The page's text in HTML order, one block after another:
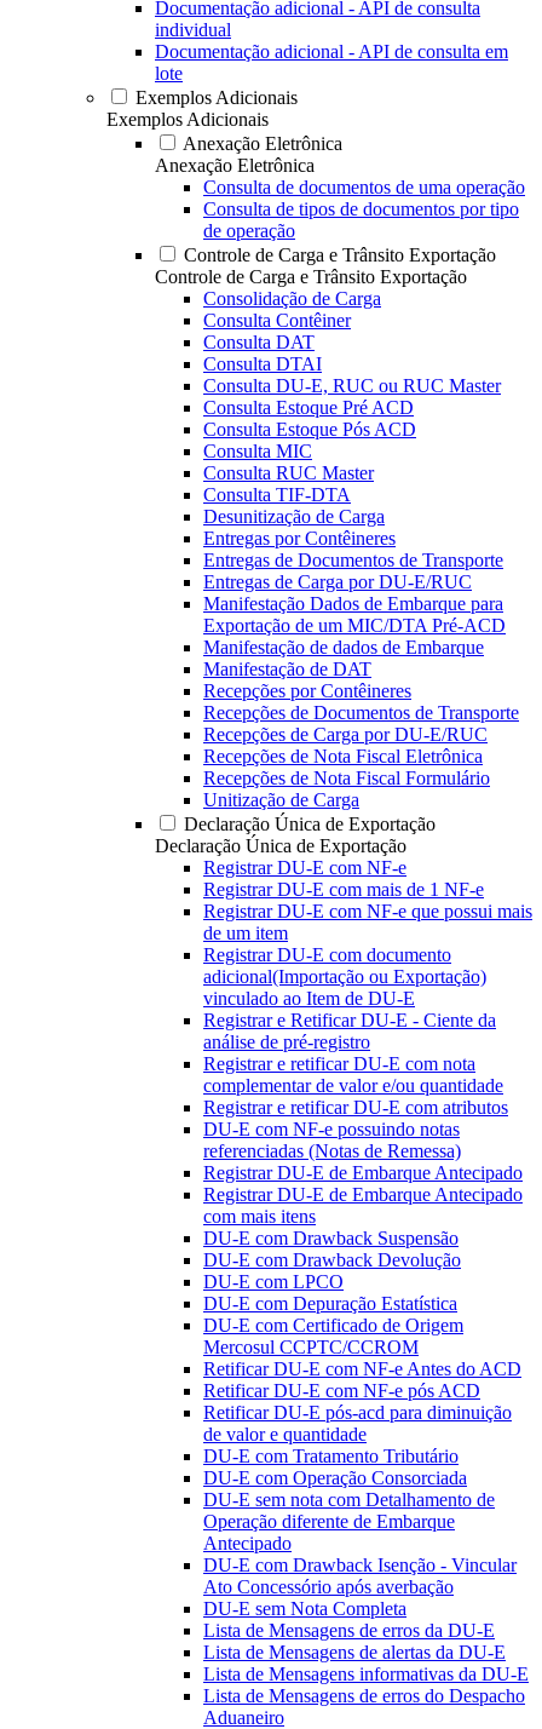
Documentação adicional - API de consulta
individual
Documentação adicional - API de consulta em
lote
Exemplos Adicionais
Exemplos Adicionais
Anexação Eletrônica
Anexação Eletrônica
Consulta de documentos de uma operação
Consulta de tipos de documentos por tipo
de operação
Controle de Carga e Trânsito Exportação
Controle de Carga e Trânsito Exportação
Consolidação de Carga
Consulta Contêiner
Consulta DAT
Consulta DTAI
Consulta DU-E, RUC ou RUC Master
Consulta Estoque Pré ACD
Consulta Estoque Pós ACD
Consulta MIC
Consulta RUC Master
Consulta TIF-DTA
Desunitização de Carga
Entregas por Contêineres
Entregas de Documentos de Transporte
Entregas de Carga por DU-E/RUC
Manifestação Dados de Embarque para
Exportação de um MIC/DTA Pré-ACD
Manifestação de dados de Embarque
Manifestação de DAT
Recepções por Contêineres
Recepções de Documentos de Transporte
Recepções de Carga por DU-E/RUC
Recepções de Nota Fiscal Eletrônica
Recepções de Nota Fiscal Formulário
Unitização de Carga
Declaração Única de Exportação
Declaração Única de Exportação
Registrar DU-E com NF-e
Registrar DU-E com mais de 1 NF-e
Registrar DU-E com NF-e que possui mais
de um item
Registrar DU-E com documento
adicional(Importação ou Exportação)
vinculado ao Item de DU-E
Registrar e Retificar DU-E - Ciente da
análise de pré-registro
Registrar e retificar DU-E com nota
complementar de valor e/ou quantidade
Registrar e retificar DU-E com atributos
DU-E com NF-e possuindo notas
referenciadas (Notas de Remessa)
Registrar DU-E de Embarque Antecipado
Registrar DU-E de Embarque Antecipado
com mais itens
DU-E com Drawback Suspensão
DU-E com Drawback Devolução
DU-E com LPCO
DU-E com Depuração Estatística
DU-E com Certificado de Origem
Mercosul CCPTC/CCROM
Retificar DU-E com NF-e Antes do ACD
Retificar DU-E com NF-e pós ACD
Retificar DU-E pós-acd para diminuição
de valor e quantidade
DU-E com Tratamento Tributário
DU-E com Operação Consorciada
DU-E sem nota com Detalhamento de
Operação diferente de Embarque
Antecipado
DU-E com Drawback Isenção - Vincular
Ato Concessório após averbação
DU-E sem Nota Completa
Lista de Mensagens de erros da DU-E
Lista de Mensagens de alertas da DU-E
Lista de Mensagens informativas da DU-E
Lista de Mensagens de erros do Despacho
Aduaneiro